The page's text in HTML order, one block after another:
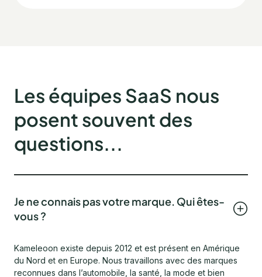
Les équipes SaaS nous
posent souvent des
questions...
Je ne connais pas votre marque. Qui êtes-
vous ?
Kameleoon existe depuis 2012 et est présent en Amérique
du Nord et en Europe. Nous travaillons avec des marques
reconnues dans l’automobile, la santé, la mode et bien